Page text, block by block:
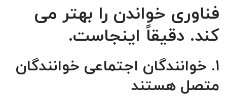
فناوری خواندن را بهتر می
کند. دقیقاً اینجاست.
۱. خوانندگان اجتماعی خوانندگان
متصل هستند